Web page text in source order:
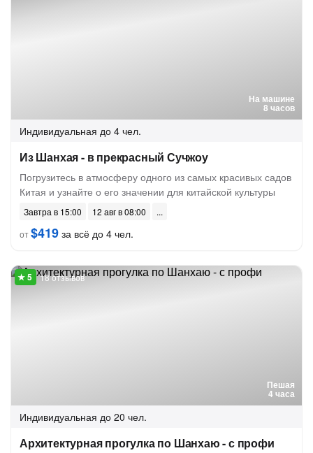
На машине
8 часов
Индивидуальная до 4 чел.
Из Шанхая - в прекрасный Сучжоу
Погрузитесь в атмосферу одного из самых красивых садов
Китая и узнайте о его значении для китайской культуры
Завтра в 15:00
12 авг в 08:00
от$419 за всё до 4 чел.
Пешая
4 часа
18 отзывов
Индивидуальная до 20 чел.
Архитектурная прогулка по Шанхаю - с профи